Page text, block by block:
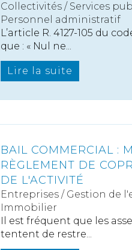
Collectivités / Services
Personnel administratif
L’article R. 4127-105 du
que : « Nul ne...
Lire la suite
BAIL COMMERCIAL :
RÈGLEMENT DE
DE L'ACTIVITÉ
Entreprises / Gestion de
Immobilier
Il est fréquent que les
tentent de restre...